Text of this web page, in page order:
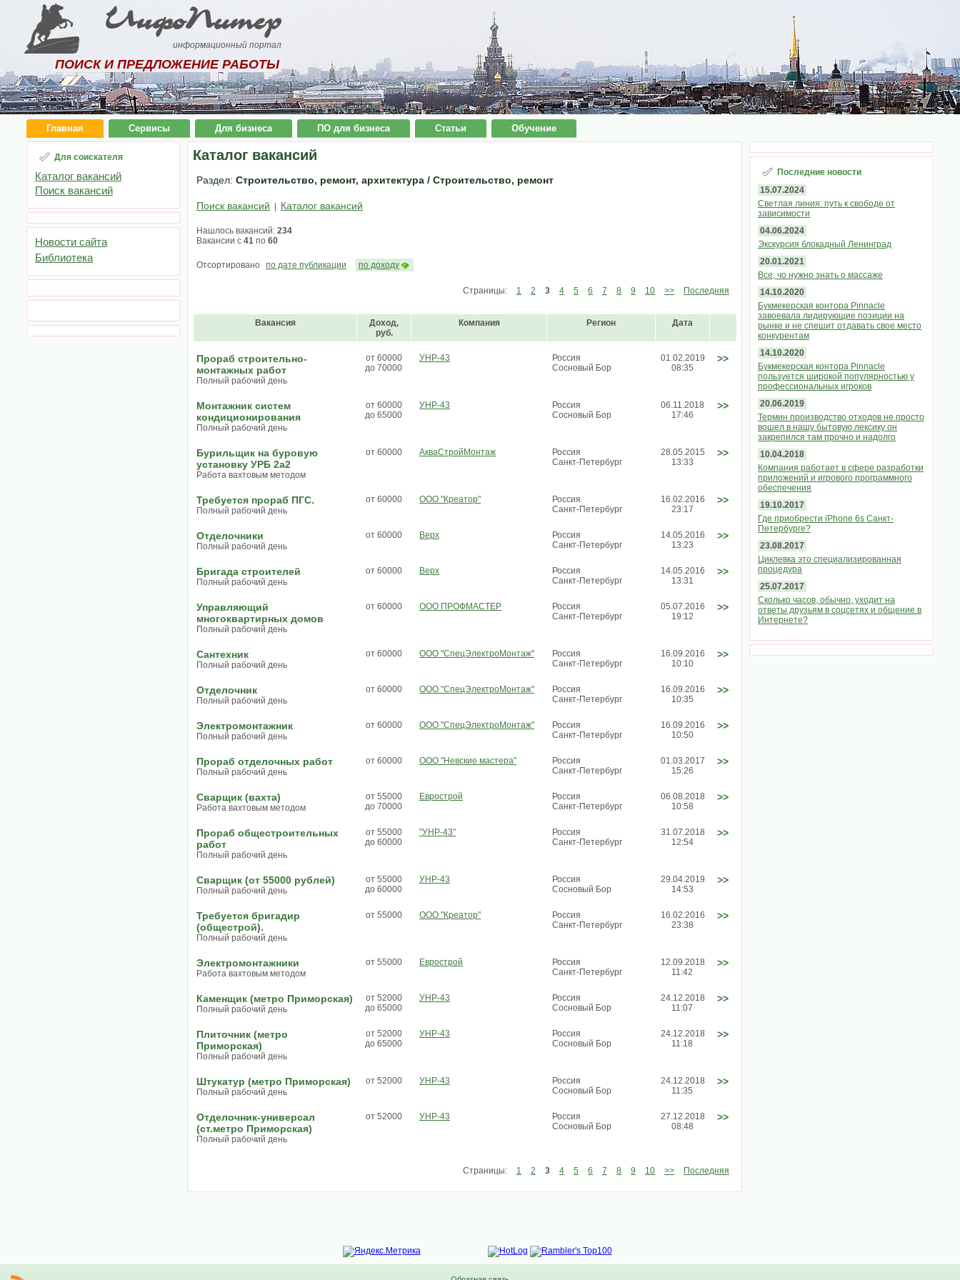
ИнфоПитер
информационный портал
ПОИСК И ПРЕДЛОЖЕНИЕ РАБОТЫ
Главная Сервисы Для бизнеса ПО для бизнеса Статьи Обучение
Для соискателя
Каталог вакансий
Поиск вакансий
Новости сайта
Библиотека
Каталог вакансий
Раздел: Строительство, ремонт, архитектура / Строительство, ремонт
Поиск вакансий Каталог вакансий
Нашлось вакансий: 234
Вакансии с 41 по 60
Отсортировано по дате публикации по доходу
Страницы: 1 2 3 4 5 6 7 8 9 10 >> Последняя
Вакансия
Доход,
руб.
Компания Регион Дата
Прораб строительно-
монтажных работ
Полный рабочий день
от 60000
до 70000
УНР-43
Россия
Сосновый Бор
01.02.2019
08:35
>>
Монтажник систем
кондиционирования
Полный рабочий день
от 60000
до 65000
УНР-43
Россия
Сосновый Бор
06.11.2018
17:46
>>
Бурильщик на буровую
установку УРБ 2а2
Работа вахтовым методом
от 60000 АкваСтройМонтаж
Россия
Санкт-Петербург
28.05.2015
13:33
>>
Требуется прораб ПГС.
Полный рабочий день
от 60000 ООО "Креатор"
Россия
Санкт-Петербург
16.02.2016
23:17
>>
Отделочники
Полный рабочий день
от 60000 Верх
Россия
Санкт-Петербург
14.05.2016
13:23
>>
Бригада строителей
Полный рабочий день
от 60000 Верх
Россия
Санкт-Петербург
14.05.2016
13:31
>>
Управляющий
многоквартирных домов
Полный рабочий день
от 60000 ООО ПРОФМАСТЕР
Россия
Санкт-Петербург
05.07.2016
19:12
>>
Сантехник
Полный рабочий день
от 60000 ООО "СпецЭлектроМонтаж"
Россия
Санкт-Петербург
16.09.2016
10:10
>>
Отделочник
Полный рабочий день
от 60000 ООО "СпецЭлектроМонтаж"
Россия
Санкт-Петербург
16.09.2016
10:35
>>
Электромонтажник
Полный рабочий день
от 60000 ООО "СпецЭлектроМонтаж"
Россия
Санкт-Петербург
16.09.2016
10:50
>>
Прораб отделочных работ
Полный рабочий день
от 60000 ООО "Невские мастера"
Россия
Санкт-Петербург
01.03.2017
15:26
>>
Сварщик (вахта)
Работа вахтовым методом
от 55000
до 70000
Еврострой
Россия
Санкт-Петербург
06.08.2018
10:58
>>
Прораб общестроительных
работ
Полный рабочий день
от 55000
до 60000
"УНР-43"
Россия
Санкт-Петербург
31.07.2018
12:54
>>
Сварщик (от 55000 рублей)
Полный рабочий день
от 55000
до 60000
УНР-43
Россия
Сосновый Бор
29.04.2019
14:53
>>
Требуется бригадир
(общестрой).
Полный рабочий день
от 55000 ООО "Креатор"
Россия
Санкт-Петербург
16.02.2016
23:38
>>
Электромонтажники
Работа вахтовым методом
от 55000 Еврострой
Россия
Санкт-Петербург
12.09.2018
11:42
>>
Каменщик (метро Приморская)
Полный рабочий день
от 52000
до 65000
УНР-43
Россия
Сосновый Бор
24.12.2018
11:07
>>
Плиточник (метро
Приморская)
Полный рабочий день
от 52000
до 65000
УНР-43
Россия
Сосновый Бор
24.12.2018
11:18
>>
Штукатур (метро Приморская)
Полный рабочий день
от 52000 УНР-43
Россия
Сосновый Бор
24.12.2018
11:35
>>
Отделочник-универсал
(ст.метро Приморская)
Полный рабочий день
от 52000 УНР-43
Россия
Сосновый Бор
27.12.2018
08:48
>>
Страницы: 1 2 3 4 5 6 7 8 9 10 >> Последняя
Последние новости
15.07.2024
Светлая линия: путь к свободе от
зависимости
04.06.2024
Экскурсия блокадный Ленинград
20.01.2021
Все, чо нужно знать о массаже
14.10.2020
Букмекерская контора Pinnacle
завоевала лидирующие позиции на
рынке и не спешит отдавать свое место
конкурентам
14.10.2020
Букмекерская контора Pinnacle
пользуется широкой популярностью у
профессиональных игроков
20.06.2019
Термин производство отходов не просто
вошел в нашу бытовую лексику он
закрепился там прочно и надолго
10.04.2018
Компания работает в сфере разработки
приложений и игрового программного
обеспечения
19.10.2017
Где приобрести iPhone 6s Санкт-
Петербурге?
23.08.2017
Циклевка это специализированная
процедура
25.07.2017
Сколько часов, обычно, уходит на
ответы друзьям в соцсетях и общение в
Интернете?